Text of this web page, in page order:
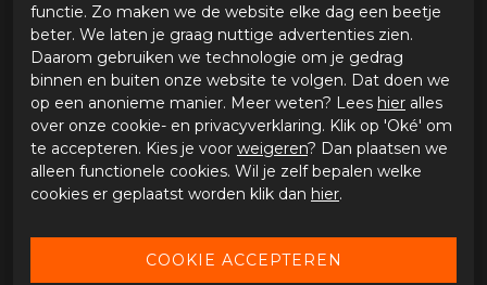
Zool en grip
• Slijtvaste zool met gripprofiel
• Goede grip op verschillende ondergronden
• Stabiel bij stilstand
Waterdichtheid
• Waterdicht membraan
• Geschikt voor wisselende weersomstandigheden
• Ademend voor extra comfort
functie. Zo maken we de website elke dag een beetje
beter. We laten je graag nuttige advertenties zien.
Daarom gebruiken we technologie om je gedrag
binnen en buiten onze website te volgen. Dat doen we
op een anonieme manier. Meer weten? Lees hier alles
over onze cookie- en privacyverklaring. Klik op 'Oké' om
te accepteren. Kies je voor weigeren? Dan plaatsen we
alleen functionele cookies. Wil je zelf bepalen welke
cookies er geplaatst worden klik dan hier.